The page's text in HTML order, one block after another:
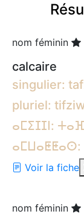
nom féminin
calcaire
singulier:
pluriel:
ⴰⵎⵉⵊⵊⵏ:
Voir la fiche
nom féminin